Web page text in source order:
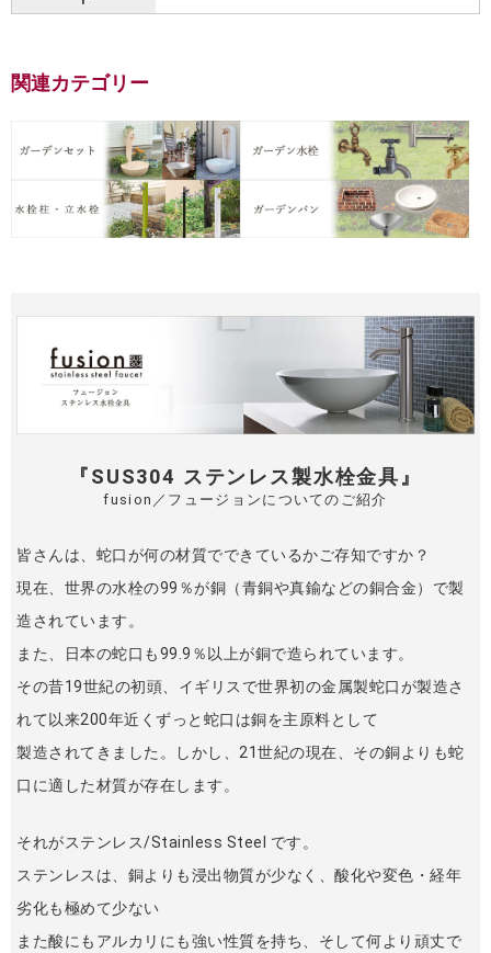
関連カテゴリー
『SUS304 ステンレス製水栓金具』
fusion／フュージョンについてのご紹介
皆さんは、蛇口が何の材質でできているかご存知ですか？
現在、世界の水栓の99％が銅（青銅や真鍮などの銅合金）で製
造されています。
また、日本の蛇口も99.9％以上が銅で造られています。
その昔19世紀の初頭、イギリスで世界初の金属製蛇口が製造さ
れて以来200年近くずっと蛇口は銅を主原料として
製造されてきました。しかし、21世紀の現在、その銅よりも蛇
口に適した材質が存在します。
それがステンレス/Stainless Steel です。
ステンレスは、銅よりも浸出物質が少なく、酸化や変色・経年
劣化も極めて少ない
また酸にもアルカリにも強い性質を持ち、そして何より頑丈で